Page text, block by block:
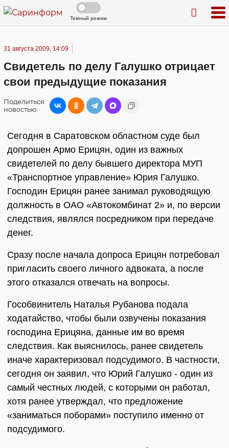
Темный режим
31 августа 2009, 14:09
Свидетель по делу Галушко отрицает
свои предыдущие показания
Поделиться
новостью:
Сегодня в Саратовском областном суде был
допрошен Армо Ерицян, один из важных
свидетелей по делу бывшего директора МУП
«Транспортное управление» Юрия Галушко.
Господин Ерицян ранее занимал руководящую
должность в ОАО «Автокомбинат 2» и, по версии
следствия, являлся посредником при передаче
денег.
Сразу после начала допроса Ерицян потребовал
пригласить своего личного адвоката, а после
этого отказался отвечать на вопросы.
Гособвинитель Наталья Рубанова подала
ходатайство, чтобы были озвучены показания
господина Ерицяна, данные им во время
следствия. Как выяснилось, ранее свидетель
иначе характеризовал подсудимого. В частности,
сегодня он заявил, что Юрий Галушко - один из
самый честных людей, с которыми он работал,
хотя ранее утверждал, что предложение
«заниматься поборами» поступило именно от
подсудимого.